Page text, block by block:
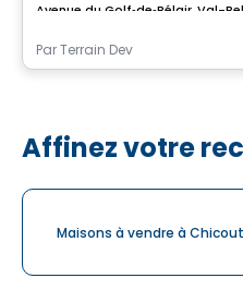
ParTerrain Dev
Affinez votre
Maisons à vendre à